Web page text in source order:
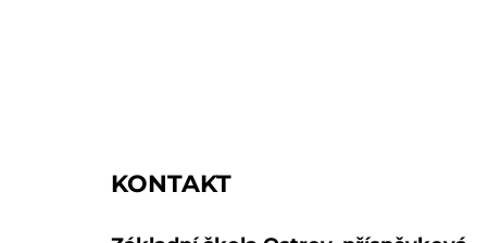
KONTAKT